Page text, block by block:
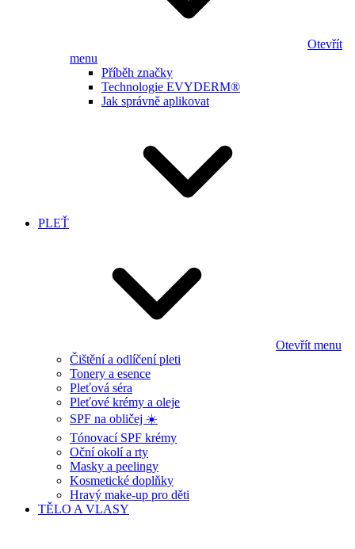
Otevřít
menu
Příběh značky
Technologie EVYDERM®
Jak správně aplikovat
PLEŤ
Otevřít menu
Čištění a odlíčení pleti
Tonery a esence
Pleťová séra
Pleťové krémy a oleje
SPF na obličej ☀️
Tónovací SPF krémy
Oční okolí a rty
Masky a peelingy
Kosmetické doplňky
Hravý make-up pro děti
TĚLO A VLASY